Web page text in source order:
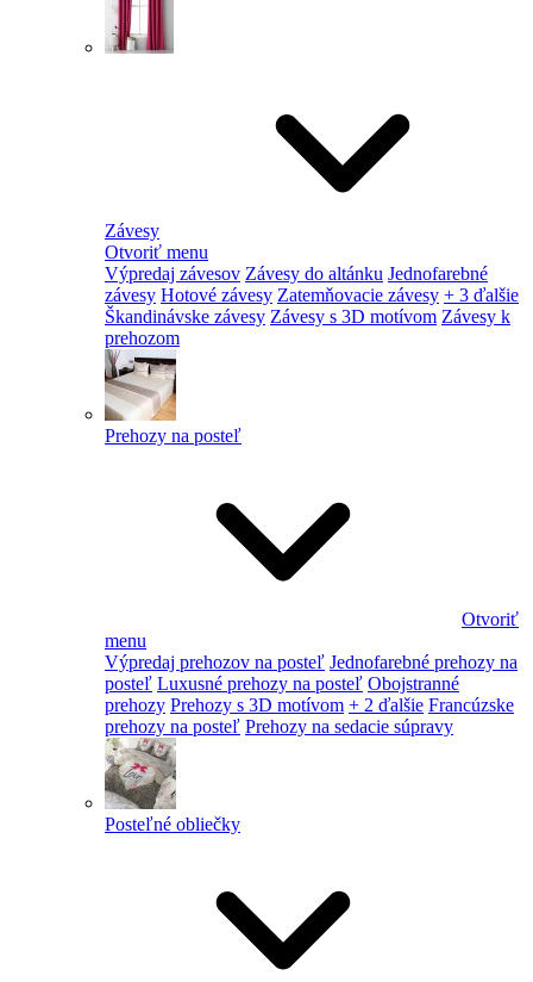
Závesy
Otvoriť menu
Výpredaj závesov Závesy do altánku Jednofarebné
závesy Hotové závesy Zatemňovacie závesy + 3 ďalšie
Škandinávske závesy Závesy s 3D motívom Závesy k
prehozom
Prehozy na posteľ
Otvoriť
menu
Výpredaj prehozov na posteľ Jednofarebné prehozy na
posteľ Luxusné prehozy na posteľ Obojstranné
prehozy Prehozy s 3D motívom + 2 ďalšie Francúzske
prehozy na posteľ Prehozy na sedacie súpravy
Posteľné obliečky